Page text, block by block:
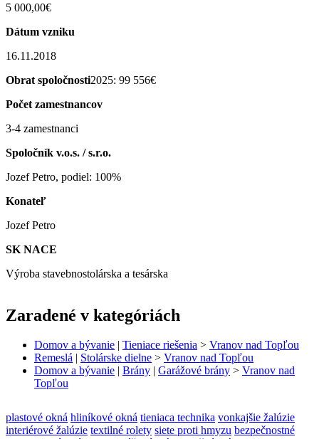
5 000,00€
Dátum vzniku
16.11.2018
Obrat spoločnosti2025: 99 556€
Počet zamestnancov
3-4 zamestnanci
Spoločník v.o.s. / s.r.o.
Jozef Petro, podiel: 100%
Konateľ
Jozef Petro
SK NACE
Výroba stavebnostolárska a tesárska
Zaradené v kategóriách
Domov a bývanie | Tieniace riešenia > Vranov nad Topľou
Remeslá | Stolárske dielne > Vranov nad Topľou
Domov a bývanie | Brány | Garážové brány > Vranov nad
Topľou
plastové okná hliníkové okná tieniaca technika vonkajšie žalúzie
interiérové žalúzie textilné rolety siete proti hmyzu bezpečnostné